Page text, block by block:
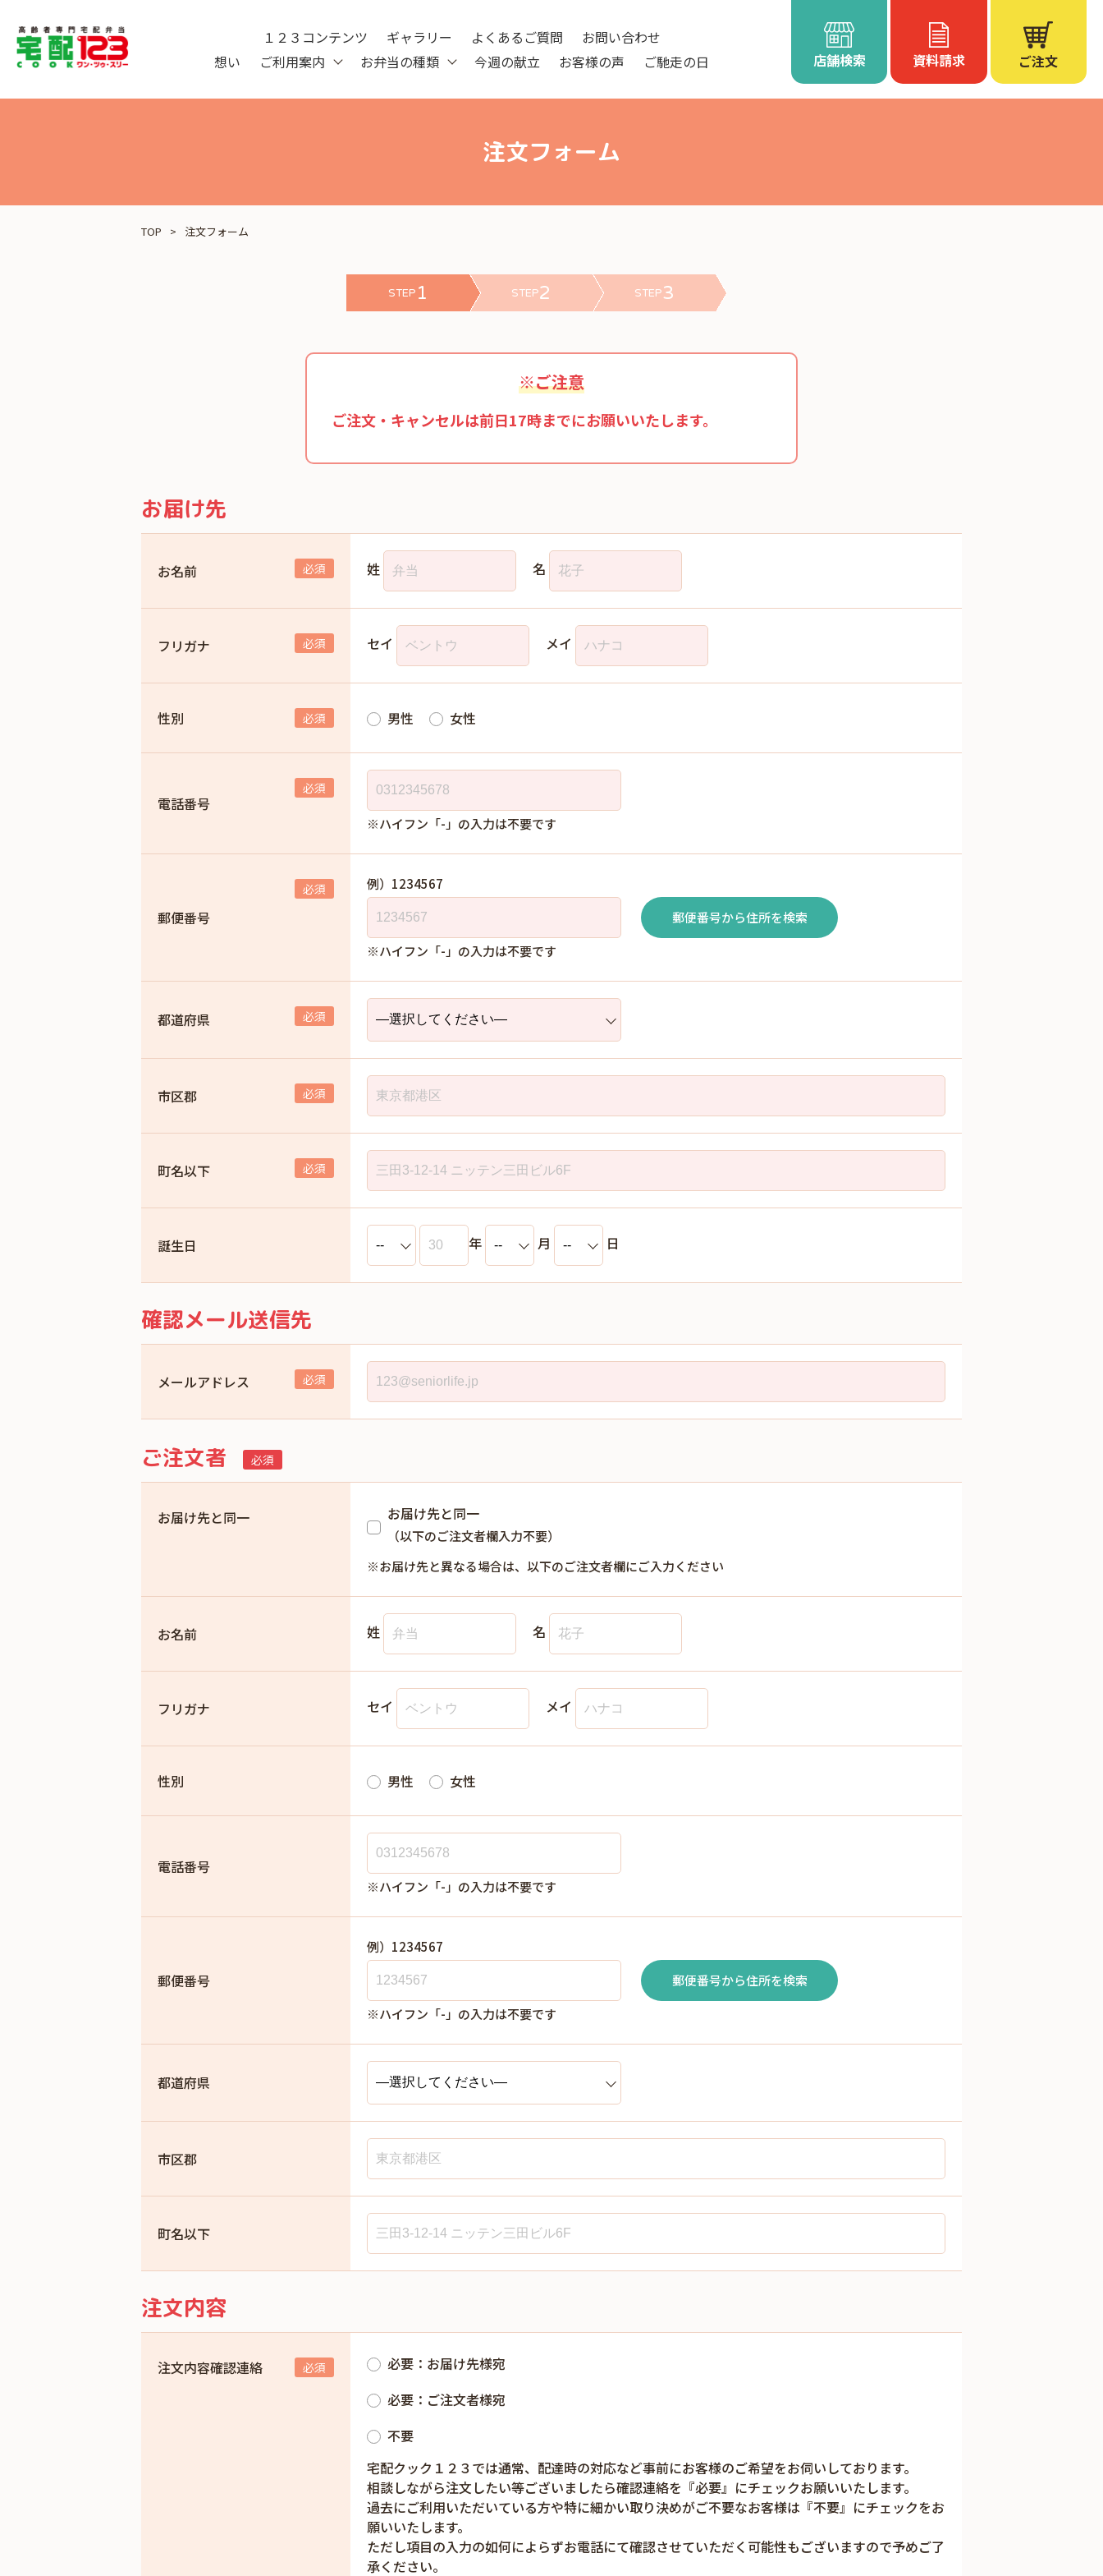
想い ご利用案内 お弁当の種類 今週の献立 お客様の声 ご馳走の日
１２３コンテンツ ギャラリー よくあるご質問
お問い合わせ
店舗検索
資料請求 ご注文
注文フォーム
TOP 注文フォーム
STEP 1 STEP2 STEP3
※ご注意
ご注文・キャンセルは前日17時までにお願いいたします。
お届け先
お名前 姓 名
フリガナ セイ メイ
性別 男性 女性
電話番号
※ハイフン「-」の入力は不要です
郵便番号
例）1234567
郵便番号から住所を検索
※ハイフン「-」の入力は不要です
都道府県
市区郡
町名以下
誕生日 年 月 日
確認メール送信先
メールアドレス
ご注文者
お届け先と同一 お届け先と同一
（以下のご注文者欄入力不要）
※お届け先と異なる場合は、以下のご注文者欄にご入力ください
お名前 姓 名
フリガナ セイ メイ
性別 男性 女性
電話番号
※ハイフン「-」の入力は不要です
郵便番号
例）1234567
郵便番号から住所を検索
※ハイフン「-」の入力は不要です
都道府県
市区郡
町名以下
注文内容
注文内容確認連絡
必要：お届け先様宛
必要：ご注文者様宛
不要
宅配クック１２３では通常、配達時の対応など事前にお客様のご希望をお伺いしております。
相談しながら注文したい等ございましたら確認連絡を『必要』にチェックお願いいたします。
過去にご利用いただいている方や特に細かい取り決めがご不要なお客様は『不要』にチェックをお
願いいたします。
ただし項目の入力の如何によらずお電話にて確認させていただく可能性もございますので予めご了
承ください。